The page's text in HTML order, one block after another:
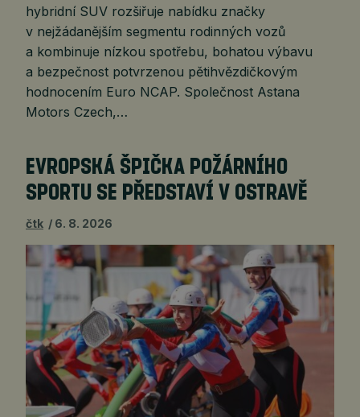
hybridní SUV rozšiřuje nabídku značky
v nejžádanějším segmentu rodinných vozů
a kombinuje nízkou spotřebu, bohatou výbavu
a bezpečnost potvrzenou pětihvězdičkovým
hodnocením Euro NCAP. Společnost Astana
Motors Czech,…
EVROPSKÁ ŠPIČKA POŽÁRNÍHO
SPORTU SE PŘEDSTAVÍ V OSTRAVĚ
čtk 6. 8. 2026